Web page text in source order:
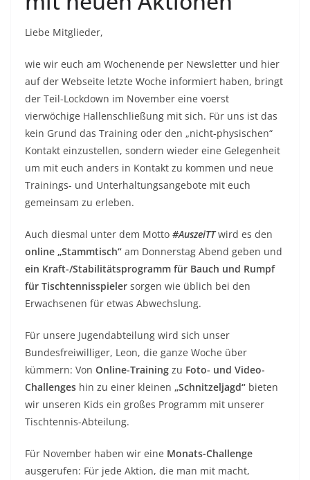
Liebe Mitglieder,
wie wir euch am Wochenende per Newsletter und hier
auf der Webseite letzte Woche informiert haben, bringt
der Teil-Lockdown im November eine voerst
vierwöchige Hallenschließung mit sich. Für uns ist das
kein Grund das Training oder den „nicht-physischen“
Kontakt einzustellen, sondern wieder eine Gelegenheit
um mit euch anders in Kontakt zu kommen und neue
Trainings- und Unterhaltungsangebote mit euch
gemeinsam zu erleben.
Auch diesmal unter dem Motto #AuszeiTTwird es den
online „Stammtisch“ am Donnerstag Abend geben und
ein Kraft-/Stabilitätsprogramm für Bauch und Rumpf
für Tischtennisspieler sorgen wie üblich bei den
Erwachsenen für etwas Abwechslung.
Für unsere Jugendabteilung wird sich unser
Bundesfreiwilliger, Leon, die ganze Woche über
kümmern: Von Online-Training zu Foto- und Video-
Challenges hin zu einer kleinen „Schnitzeljagd“ bieten
wir unseren Kids ein großes Programm mit unserer
Tischtennis-Abteilung.
Für November haben wir eine Monats-Challenge
ausgerufen: Für jede Aktion, die man mit macht,